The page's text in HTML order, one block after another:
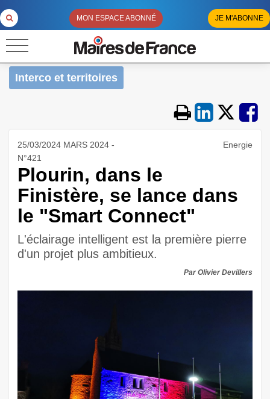
MON ESPACE ABONNÉ JE M'ABONNE
Interco et territoires
25/03/2024 MARS 2024 -
N°421
Energie
Plourin, dans le
Finistère, se lance dans
le "Smart Connect"
L'éclairage intelligent est la première pierre
d'un projet plus ambitieux.
Par Olivier Devillers